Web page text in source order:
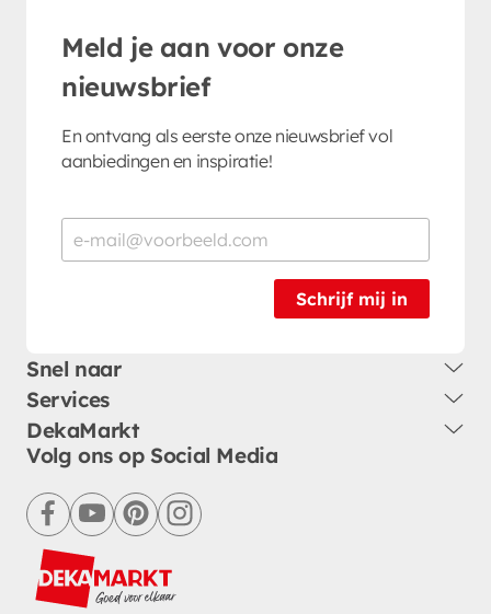
Meld je aan voor onze
nieuwsbrief
En ontvang als eerste onze nieuwsbrief vol
aanbiedingen en inspiratie!
Schrijf mij in
Snel naar
Services
DekaMarkt
Volg ons op Social Media
facebookyoutubepinterestinstagram